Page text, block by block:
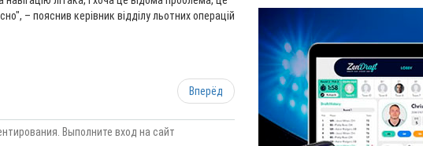
– пояснив керівник відділу льотних операцій
Вперёд
Выполните вход на сайт